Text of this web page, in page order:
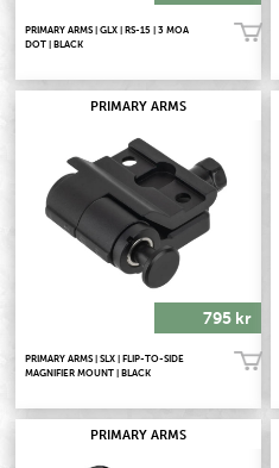
PRIMARY ARMS | GLX | RS-15 | 3 MOA
DOT | BLACK
Köp!
PRIMARY ARMS
795 kr
PRIMARY ARMS | SLX | FLIP-TO-SIDE
MAGNIFIER MOUNT | BLACK
Köp!
PRIMARY ARMS